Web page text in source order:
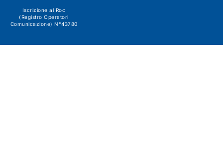
Iscrizione al Roc
(Registro Operatori
Comunicazione) N°43780